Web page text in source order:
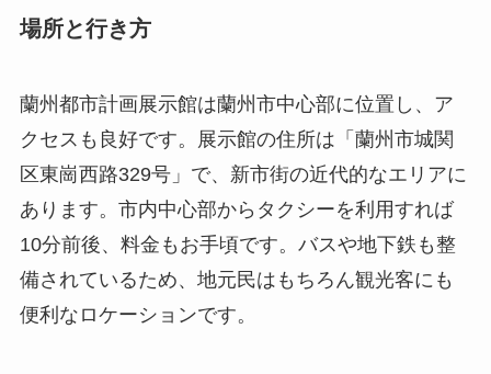
場所と行き方
蘭州都市計画展示館は蘭州市中心部に位置し、ア
クセスも良好です。展示館の住所は「蘭州市城関
区東崗西路329号」で、新市街の近代的なエリアに
あります。市内中心部からタクシーを利用すれば
10分前後、料金もお手頃です。バスや地下鉄も整
備されているため、地元民はもちろん観光客にも
便利なロケーションです。